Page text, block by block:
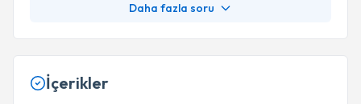
Daha fazla soru
İçerikler